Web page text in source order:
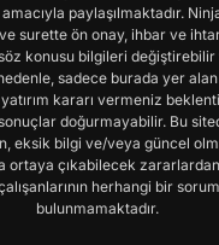
paylaşılmaktadır.
surette ön onay, ihbar ve
söz konusu bilgileri
sadece burada yer
kararı vermeniz
doğurmayabilir. Bu
eksik bilgi ve/veya güncel
ortaya çıkabilecek
herhangi bir
bulunmamaktadır.